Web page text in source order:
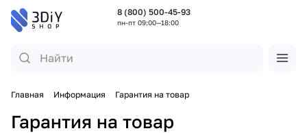
8 (800) 500-45-93
пн-пт 09:00—18:00
Главная Информация Гарантия на товар
Гарантия на товар